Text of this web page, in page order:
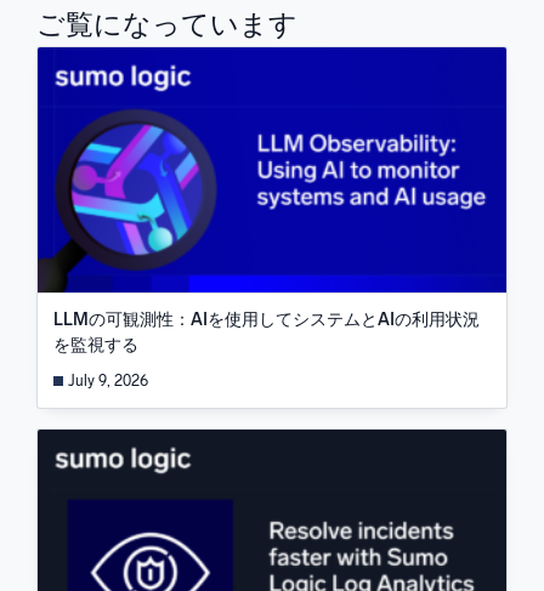
ご覧になっています
LLMの可観測性：AIを使用してシステムとAIの利用状況
を監視する
July 9, 2026